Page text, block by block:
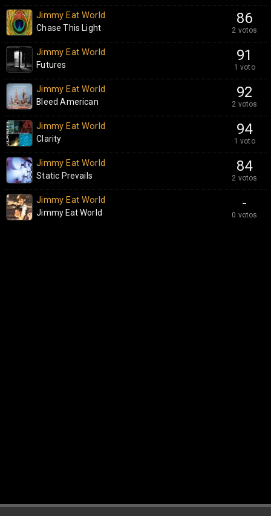
86
2 votos
Jimmy Eat World
Chase This Light
91
1 voto
Jimmy Eat World
Futures
92
2 votos
Jimmy Eat World
Bleed American
94
1 voto
Jimmy Eat World
Clarity
84
2 votos
Jimmy Eat World
Static Prevails
-
0 votos
Jimmy Eat World
Jimmy Eat World